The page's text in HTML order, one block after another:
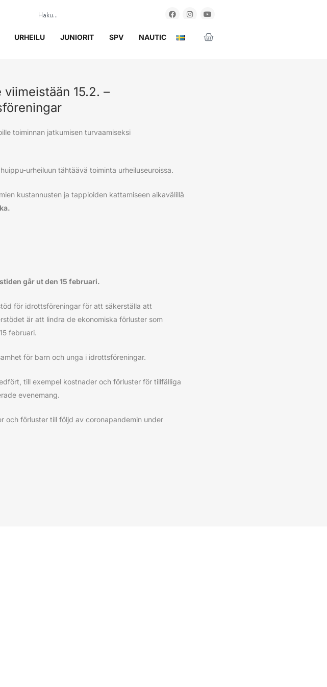
URHEILU JUNIORIT SPV NAUTIC
15.2. –
toiminnan jatkumisen turvaamiseksi
urheiluun tähtäävä toiminta urheiluseuroissa.
kustannusten ja tappioiden kattamiseen aikavälillä
går ut den 15 februari.
för idrottsföreningar för att säkerställa att
är att lindra de ekonomiska förluster som
februari.
för barn och unga i idrottsföreningar.
till exempel kostnader och förluster för tillfälliga
evenemang.
och förluster till följd av coronapandemin under